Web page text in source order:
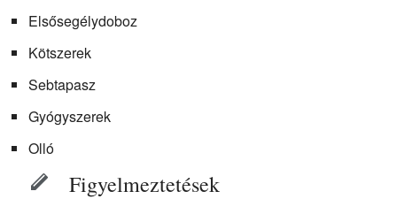
Elsősegélydoboz
Kötszerek
Sebtapasz
Gyógyszerek
Olló
Figyelmeztetések